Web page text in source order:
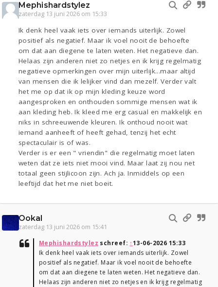
Mephishardstylez
zaterdag 13 juni 2026 om 15:33
Ik denk heel vaak iets over iemands uiterlijk. Zowel
positief als negatief. Maar ik voel nooit de behoefte
om dat aan diegene te laten weten. Het negatieve dan.
Helaas zijn anderen niet zo netjes en ik krijg regelmatig
negatieve opmerkingen over mijn uiterlijk...maar altijd
van mensen die ik lelijker vind dan mezelf. Verder valt
het me op dat ik op mijn kleding keuze word
aangesproken en onthouden sommige mensen wat ik
aan kleding heb. Ik kleed me erg casual en makkelijk en
niks in schreeuwende kleuren. Ik onthoud nooit wat
iemand aanheeft of heeft gehad, tenzij het echt
spectaculair is of was.
Verder is er een " vriendin" die regelmatig moet laten
weten dat ze iets niet mooi vind. Maar laat zij nou net
totaal geen stijlicoon zijn. Ach ja. Inmiddels op een
leeftijd dat het me niet boeit.
Ookal
zaterdag 13 juni 2026 om 15:41
Mephishardstylez schreef: ↑13-06-2026 15:33
Ik denk heel vaak iets over iemands uiterlijk. Zowel
positief als negatief. Maar ik voel nooit de behoefte
om dat aan diegene te laten weten. Het negatieve dan.
Helaas zijn anderen niet zo netjes en ik krijg regelmatig